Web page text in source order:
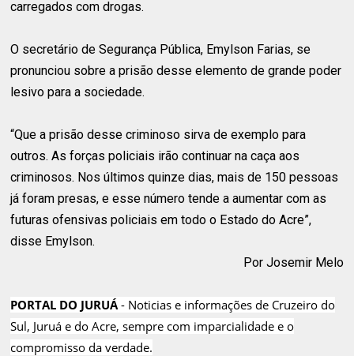
carregados com drogas.
O secretário de Segurança Pública, Emylson Farias, se
pronunciou sobre a prisão desse elemento de grande poder
lesivo para a sociedade.
“Que a prisão desse criminoso sirva de exemplo para
outros. As forças policiais irão continuar na caça aos
criminosos. Nos últimos quinze dias, mais de 150 pessoas
já foram presas, e esse número tende a aumentar com as
futuras ofensivas policiais em todo o Estado do Acre”,
disse Emylson.
Por Josemir Melo
PORTAL DO JURUÁ - Noticias e informações de Cruzeiro do
Sul, Juruá e do Acre, sempre com imparcialidade e o
compromisso da verdade.